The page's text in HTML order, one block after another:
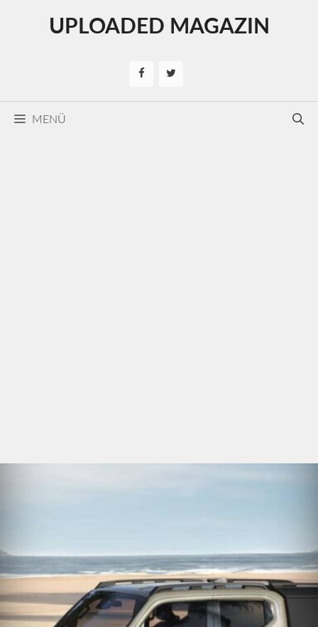
UPLOADED MAGAZIN
MENÜ